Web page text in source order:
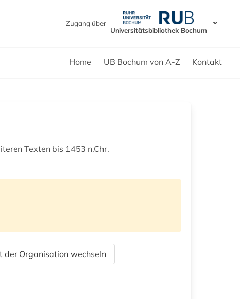
Zugang über
Universitätsbibliothek Bochum
Home UB Bochum von A-Z Kontakt
Texten bis 1453 n.Chr.
der Organisation wechseln